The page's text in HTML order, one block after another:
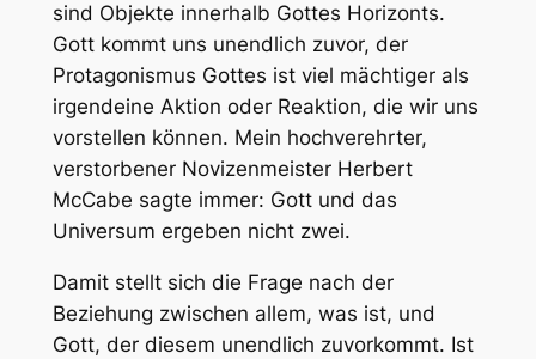
sind Objekte innerhalb Gottes Horizonts.
Gott kommt uns unendlich zuvor, der
Protagonismus Gottes ist viel mächtiger als
irgendeine Aktion oder Reaktion, die wir uns
vorstellen können. Mein hochverehrter,
verstorbener Novizenmeister Herbert
McCabe sagte immer: Gott und das
Universum ergeben nicht zwei.
Damit stellt sich die Frage nach der
Beziehung zwischen allem, was ist, und
Gott, der diesem unendlich zuvorkommt. Ist